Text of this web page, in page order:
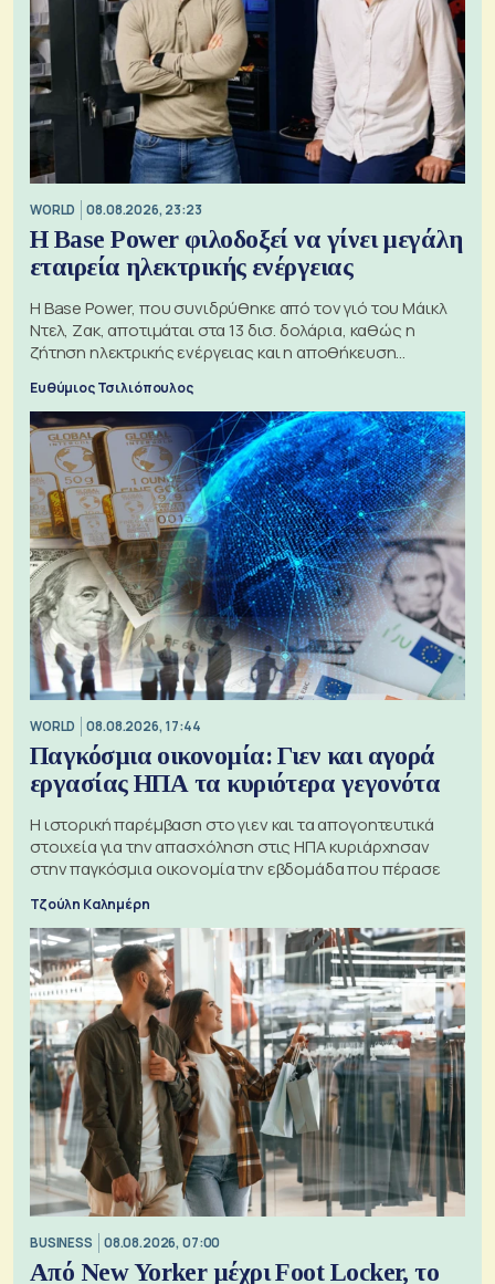
WORLD 08.08.2026, 23:23
Η Base Power φιλοδοξεί να γίνει μεγάλη
εταιρεία ηλεκτρικής ενέργειας
Η Base Power, που συνιδρύθηκε από τον γιό του Μάικλ
Ντελ, Ζακ, αποτιμάται στα 13 δισ. δολάρια, καθώς η
ζήτηση ηλεκτρικής ενέργειας και η αποθήκευση
Ευθύμιος Τσιλιόπουλος
WORLD 08.08.2026, 17:44
Παγκόσμια οικονομία: Γιεν και αγορά
εργασίας ΗΠΑ τα κυριότερα γεγονότα
Η ιστορική παρέμβαση στο γιεν και τα απογοητευτικά
στοιχεία για την απασχόληση στις ΗΠΑ κυριάρχησαν
στην παγκόσμια οικονομία την εβδομάδα που πέρασε
Τζούλη Καλημέρη
BUSINESS 08.08.2026, 07:00
Από New Yorker μέχρι Foot Locker, το